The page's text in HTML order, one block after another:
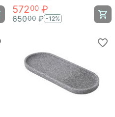
57200 ₽
65000 ₽ -12%